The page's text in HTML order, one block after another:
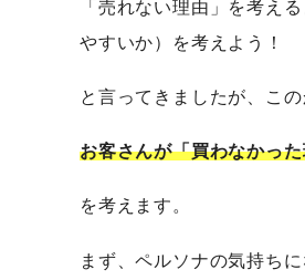
「売れない理由」を考え
やすいか）を考えよう！
と言ってきましたが、こ
お客さんが「買わなかっ
を考えます。
まず、ペルソナの気持ち